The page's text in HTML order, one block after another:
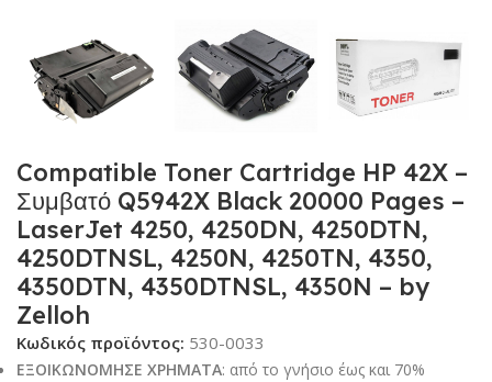
Compatible Toner Cartridge HP 42X –
Συμβατό Q5942X Black 20000 Pages –
LaserJet 4250, 4250DN, 4250DTN,
4250DTNSL, 4250N, 4250TN, 4350,
4350DTN, 4350DTNSL, 4350N – by
Zelloh
Κωδικός προϊόντος: 530-0033
ΕΞΟΙΚΩΝΟΜΗΣΕ ΧΡΗΜΑΤΑ: από το γνήσιο έως και 70%